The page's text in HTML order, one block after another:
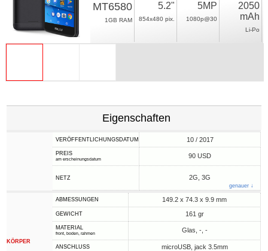
MT6580
1GB RAM
5.2"
854x480 pix.
5MP
1080p@30
2050
mAh
Li-Po
Eigenschaften
VERÖFFENTLICHUNGSDATUM 10 / 2017
PREIS
am erscheinungsdatum 90 USD
NETZ 2G, 3G
genauer ↓
KÖRPER
ABMESSUNGEN 149.2 x 74.3 x 9.9 mm
GEWICHT 161 gr
MATERIAL
front, boden, rahmen Glas, -, -
ANSCHLUSS microUSB, jack 3.5mm